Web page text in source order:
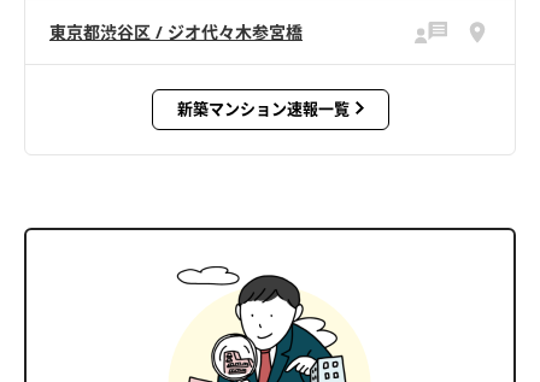
東京都渋谷区 / ジオ代々木参宮橋
新築マンション速報一覧